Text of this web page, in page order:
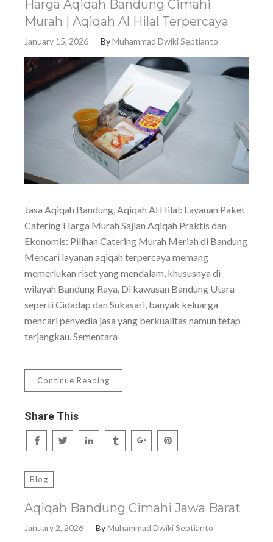
Harga Aqiqah Bandung Cimahi
Murah | Aqiqah Al Hilal Terpercaya
January 15, 2026 ByMuhammad Dwiki Septianto
Jasa Aqiqah Bandung, Aqiqah Al Hilal: Layanan Paket
Catering Harga Murah Sajian Aqiqah Praktis dan
Ekonomis: Pilihan Catering Murah Meriah di Bandung
Mencari layanan aqiqah terpercaya memang
memerlukan riset yang mendalam, khususnya di
wilayah Bandung Raya. Di kawasan Bandung Utara
seperti Cidadap dan Sukasari, banyak keluarga
mencari penyedia jasa yang berkualitas namun tetap
terjangkau. Sementara
Continue Reading
Share This
Blog
Aqiqah Bandung Cimahi Jawa Barat
January 2, 2026 ByMuhammad Dwiki Septianto